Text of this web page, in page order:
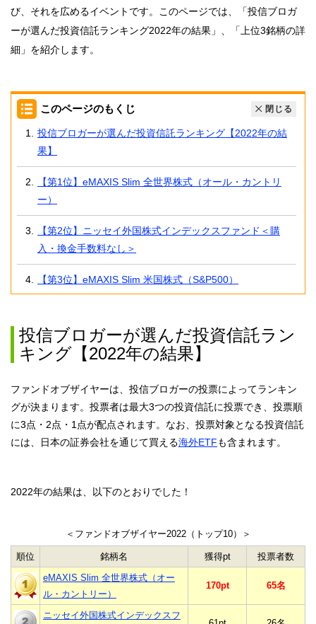
び、それを広めるイベントです。このページでは、「投信ブロガ
ーが選んだ投資信託ランキング2022年の結果」、「上位3銘柄の詳
細」を紹介します。
このページのもくじ 閉じる
投信ブロガーが選んだ投資信託ランキング【2022年の結
果】
【第1位】eMAXIS Slim 全世界株式（オール・カントリ
ー）
【第2位】ニッセイ外国株式インデックスファンド＜購
入・換金手数料なし＞
【第3位】eMAXIS Slim 米国株式（S&P500）
投信ブロガーが選んだ投資信託ラン
キング【2022年の結果】
ファンドオブザイヤーは、投信ブロガーの投票によってランキン
グが決まります。投票者は最大3つの投資信託に投票でき、投票順
に3点・2点・1点が配点されます。なお、投票対象となる投資信託
には、日本の証券会社を通じて買える海外ETFも含まれます。
2022年の結果は、以下のとおりでした！
＜ファンドオブザイヤー2022（トップ10）＞
順位 銘柄名 獲得pt
投票者数
eMAXIS Slim 全世界株式（オー
ル・カントリー）
170pt 65名
ニッセイ外国株式インデックスフ